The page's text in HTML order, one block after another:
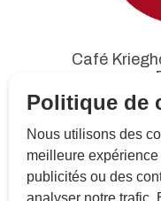
Café
Québec
Tél.
Politique de
Nous utilisons des
meilleure
publicités ou des
analyser notre trafic.